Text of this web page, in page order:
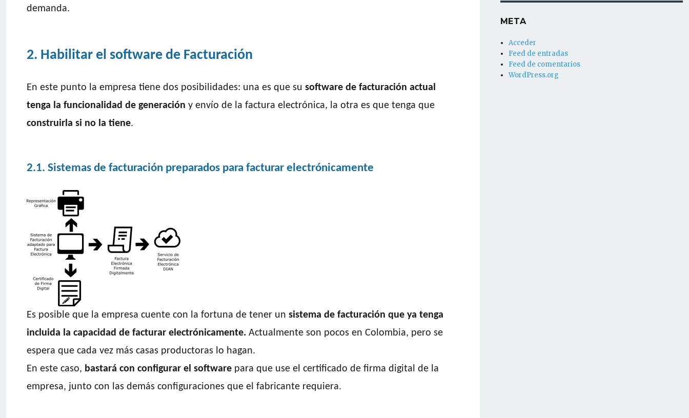
demanda.
2. Habilitar el software de Facturación
En este punto la empresa tiene dos posibilidades: una es que su software de facturación actual
tenga la funcionalidad de generación y envío de la factura electrónica, la otra es que tenga que
construirla si no la tiene.
2.1. Sistemas de facturación preparados para facturar electrónicamente
Es posible que la empresa cuente con la fortuna de tener un sistema de facturación que ya tenga
incluida la capacidad de facturar electrónicamente. Actualmente son pocos en Colombia, pero se
espera que cada vez más casas productoras lo hagan.
En este caso, bastará con configurar el software para que use el certificado de firma digital de la
empresa, junto con las demás configuraciones que el fabricante requiera.
META
Acceder
Feed de entradas
Feed de comentarios
WordPress.org